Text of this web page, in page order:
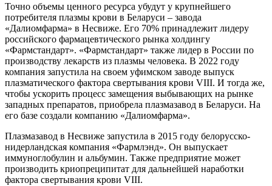
Точно объемы ценного ресурса убудут у крупнейшего
потребителя плазмы крови в Беларуси – завода
«Далиомфарма» в Несвиже. Его 70% принадлежит лидеру
российского фармацевтического рынка холдингу
«Фармстандарт». «Фармстандарт» также лидер в России по
производству лекарств из плазмы человека. В 2022 году
компания запустила на своем уфимском заводе выпуск
плазматического фактора свертывания крови VIII. И тогда же,
чтобы ускорить процесс замещения выбывающих на рынке
западных препаратов, приобрела плазмазавод в Беларуси. На
его базе создали компанию «Далиомфарма».
Плазмазавод в Несвиже запустила в 2015 году белорусско-
нидерландская компания «Фармлэнд». Он выпускает
иммуноглобулин и альбумин. Также предприятие может
производить криопреципитат для дальнейшей наработки
фактора свертывания крови VIII.